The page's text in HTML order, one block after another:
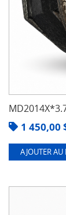
1 450,00
AJOUTER AU